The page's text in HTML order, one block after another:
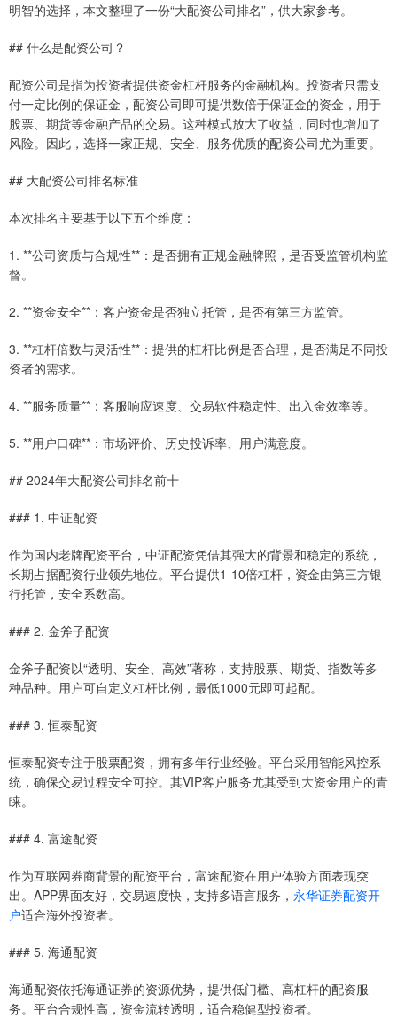
明智的选择，本文整理了一份“大配资公司排名”，供大家参考。
## 什么是配资公司？
配资公司是指为投资者提供资金杠杆服务的金融机构。投资者只需支
付一定比例的保证金，配资公司即可提供数倍于保证金的资金，用于
股票、期货等金融产品的交易。这种模式放大了收益，同时也增加了
风险。因此，选择一家正规、安全、服务优质的配资公司尤为重要。
## 大配资公司排名标准
本次排名主要基于以下五个维度：
1. **公司资质与合规性**：是否拥有正规金融牌照，是否受监管机构监
督。
2. **资金安全**：客户资金是否独立托管，是否有第三方监管。
3. **杠杆倍数与灵活性**：提供的杠杆比例是否合理，是否满足不同投
资者的需求。
4. **服务质量**：客服响应速度、交易软件稳定性、出入金效率等。
5. **用户口碑**：市场评价、历史投诉率、用户满意度。
## 2024年大配资公司排名前十
### 1. 中证配资
作为国内老牌配资平台，中证配资凭借其强大的背景和稳定的系统，
长期占据配资行业领先地位。平台提供1-10倍杠杆，资金由第三方银
行托管，安全系数高。
### 2. 金斧子配资
金斧子配资以“透明、安全、高效”著称，支持股票、期货、指数等多
种品种。用户可自定义杠杆比例，最低1000元即可起配。
### 3. 恒泰配资
恒泰配资专注于股票配资，拥有多年行业经验。平台采用智能风控系
统，确保交易过程安全可控。其VIP客户服务尤其受到大资金用户的青
睐。
### 4. 富途配资
作为互联网券商背景的配资平台，富途配资在用户体验方面表现突
出。APP界面友好，交易速度快，支持多语言服务， 永华证券配资开
户适合海外投资者。
### 5. 海通配资
海通配资依托海通证券的资源优势，提供低门槛、高杠杆的配资服
务。平台合规性高，资金流转透明，适合稳健型投资者。